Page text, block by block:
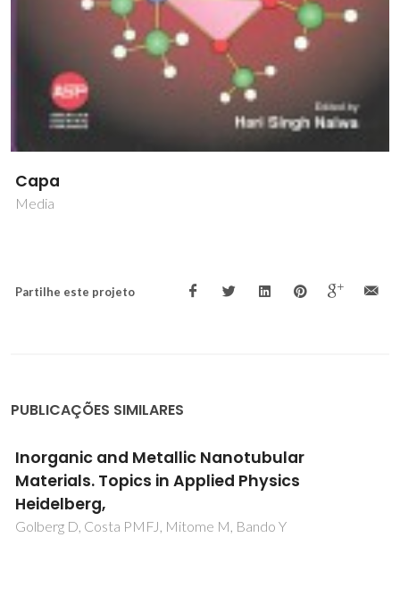
Capa
Media
Partilhe este projeto
PUBLICAÇÕES SIMILARES
Inorganic and Metallic Nanotubular
Materials. Topics in Applied Physics
Heidelberg,
Golberg D, Costa PMFJ, Mitome M, Bando Y